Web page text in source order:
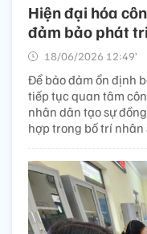
Hiện đại hóa
đảm bảo phát
18/06/2026 12:49’
Để bảo đảm ổn định
tiếp tục quan tâm
nhân dân tạo sự
hợp trong bố trí nhân